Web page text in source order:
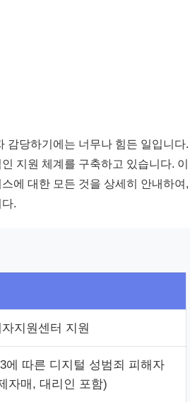
감당하기에는 너무나 힘든 일입니다.
지원 체계를 구축하고 있습니다. 이
에 대한 모든 것을 상세히 안내하여,
.
지원센터 지원
에 따른 디지털 성범죄 피해자
자매, 대리인 포함)